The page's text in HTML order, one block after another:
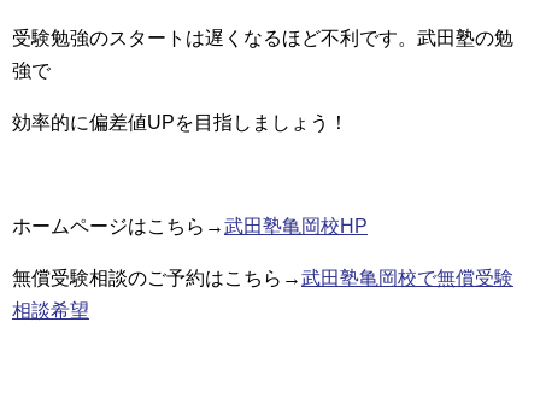
受験勉強のスタートは遅くなるほど不利です。武田塾の勉
強で
効率的に偏差値UPを目指しましょう！
ホームページはこちら→武田塾亀岡校HP
無償受験相談のご予約はこちら→武田塾亀岡校で無償受験
相談希望